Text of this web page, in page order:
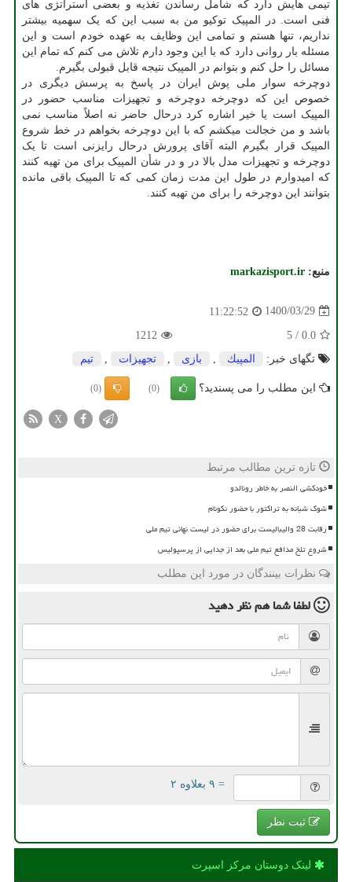
تیمی هایش دارد که شامل رساندن تغذیه و بعضی استراتژی های
فنی است. در المپیک توکیو من به سبب این که یک سهمیه بیشتر
نداریم، تنها هستم و تمامی این وظایف به عهده خودم است و این
مسئله بار روانی دارد که با این وجود دارم تلاش می کنم که تمام این
مسائل را حل کنم و بتوانم در المپیک نتیجه قابل قبولی بگیرم.
دوچرخه سوار ملی پوش ایران در پاسخ به پرسش دیگری در
خصوص این که دوچرخه دوچرخه و تجهیزات مناسب حضور در
المپیک است یا خیر اشاره کرد درحال حاضر نه اصلاً مناسب نمی
باشد و من خجالت میکشم که با این دوچرخه بخواهم در خط شروع
المپیک قرار بگیرم البته آقای پرورش درحال رایزنی است تا یک
دوچرخه و تجهیزات مدل بالا در و در شأن المپیک برای من تهیه کنند
که امیدوارم در طول این مدت زمان کمی که تا المپیک باقی مانده
بتوانند این دوچرخه را برای من تهیه کنند.
منبع: markazisport.ir
1400/03/29
11:22:52
0.0
/
5
1212
تگهای خبر:
المپیك بازی تجهیزات تیم
این مطلب را می پسندید؟ (0)
(0)
X
تازه ترین مطالب مرتبط
خودکشی النصر به خاطر رونالدو
شوک شبانه به تراکتور با حضور نکونام
رقابت 28 والیبالیست برای حضور در لیست نهائی تیم ملی
شروع تلخ مدافع تیم ملی بعد از جدایی از پرسپولیس
نظرات بینندگان در مورد این مطلب
لطفا شما همنظر دهید
= ۹ بعلاوه ۲
ثبت نظر
لینک دوستان مركز اسپرت